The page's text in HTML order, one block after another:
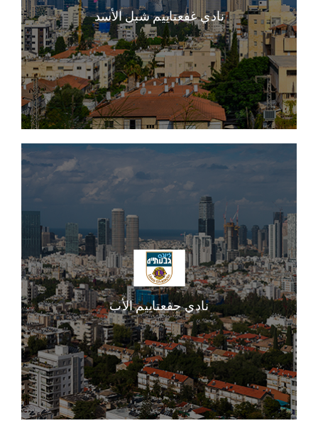
نادي غفعتاييم شبل الأسد
نادي جفعتاييم الأب